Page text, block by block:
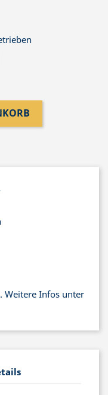
Weitere Infos unter